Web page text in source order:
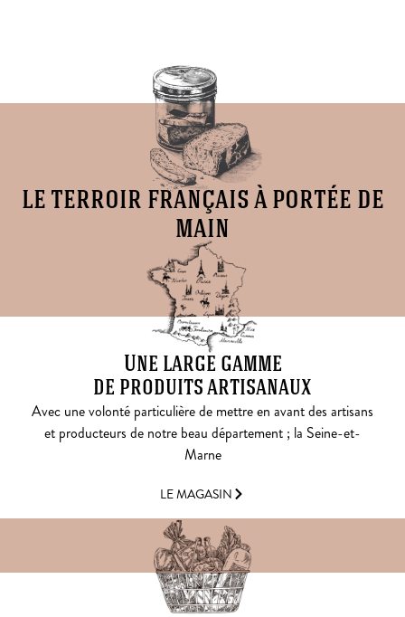
le terroir français à portée de
main
Une large gamme
de produits artisanaux
Avec une volonté particulière de mettre en avant des artisans
et producteurs de notre beau département ; la Seine-et-
Marne
LE MAGASIN